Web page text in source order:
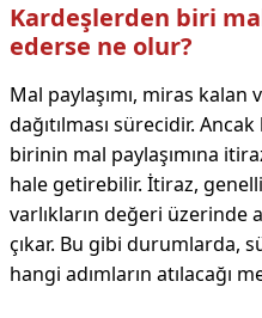
Kardeşlerden biri
ederse ne olur?
Mal paylaşımı, miras kalan
dağıtılması sürecidir.
birinin mal paylaşımına
hale getirebilir. İtiraz,
varlıkların değeri üzerinde
çıkar. Bu gibi durumlarda,
hangi adımların atılacağı